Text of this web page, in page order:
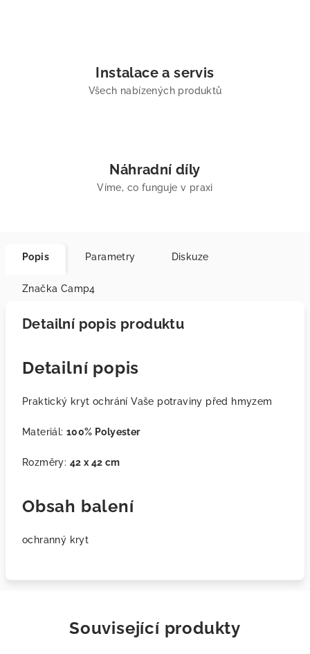
Instalace a servis
Všech nabízených produktů
Náhradní díly
Víme, co funguje v praxi
Popis Parametry Diskuze
Značka Camp4
Detailní popis produktu
Detailní popis
Praktický kryt ochrání Vaše potraviny před hmyzem
Materiál: 100% Polyester
Rozměry: 42 x 42 cm
Obsah balení
ochranný kryt
Související produkty